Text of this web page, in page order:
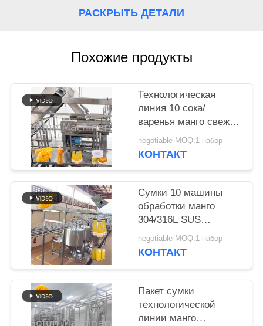
СПРОСИТЕ
КАРТА
САЙТА
ПОЛИТИКА
КОНФИДЕНЦИАЛЬНОСТИ
РАСКРЫТЬ ДЕТАЛИ
Похожие продукты
Технологическая
линия 10 сока/
варенья манго свежих
фруктов - 200T/D
negotiable MOQ:1 набор
КОНТАКТ
Сумки 10 машины
обработки манго
304/316L SUS
безгнилостные -
100T/D
negotiable MOQ:1 набор
КОНТАКТ
Пакет сумки
технологической
линии манго